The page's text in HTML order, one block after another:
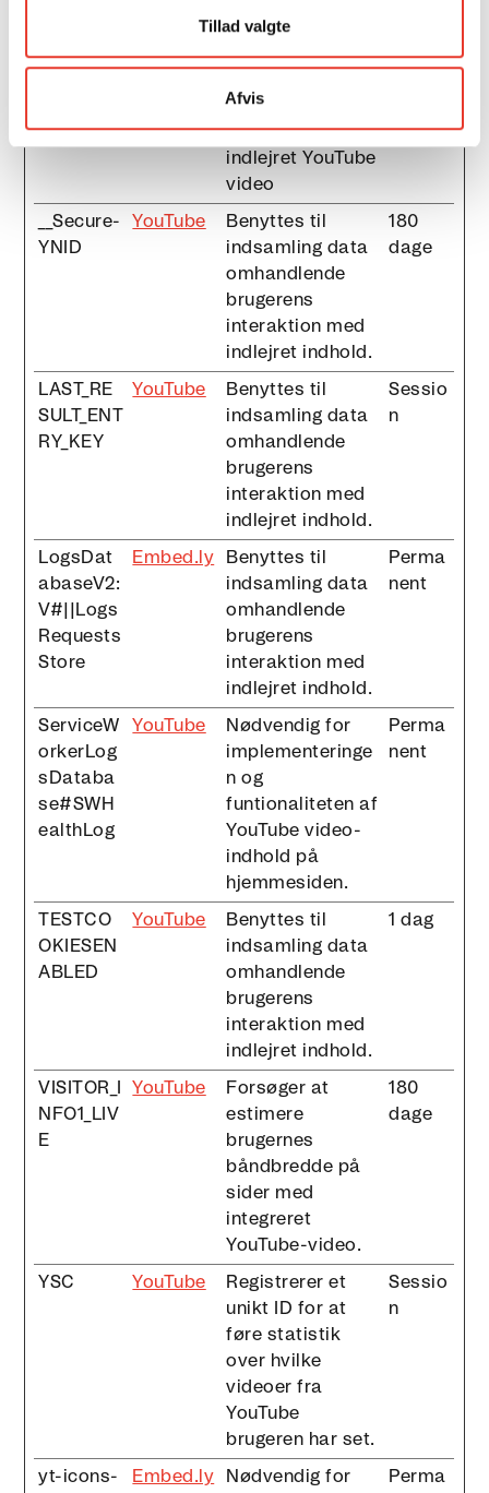
Tillad valgte
Afvis
YEC
Embed.ly
Gemmer
brugerens video-
præferencer ved
afspilning af en
indlejret YouTube
video
n
__Secure-
YNID
YouTube
Benyttes til
indsamling data
omhandlende
brugerens
interaktion med
indlejret indhold.
180
dage
LAST_RE
SULT_ENT
RY_KEY
YouTube
Benyttes til
indsamling data
omhandlende
brugerens
interaktion med
indlejret indhold.
Sessio
n
LogsDat
abaseV2:
V#||Logs
Requests
Store
Embed.ly
Benyttes til
indsamling data
omhandlende
brugerens
interaktion med
indlejret indhold.
Perma
nent
ServiceW
orkerLog
sDataba
se#SWH
ealthLog
YouTube
Nødvendig for
implementeringe
n og
funtionaliteten af
YouTube video-
indhold på
hjemmesiden.
Perma
nent
TESTCO
OKIESEN
ABLED
YouTube
Benyttes til
indsamling data
omhandlende
brugerens
interaktion med
indlejret indhold.
1 dag
VISITOR_I
NFO1_LIV
E
YouTube
Forsøger at
estimere
brugernes
båndbredde på
sider med
integreret
YouTube-video.
180
dage
YSC YouTube
Registrerer et
unikt ID for at
føre statistik
over hvilke
videoer fra
YouTube
brugeren har set.
Sessio
n
yt-icons-
Embed.ly
Nødvendig for
Perma